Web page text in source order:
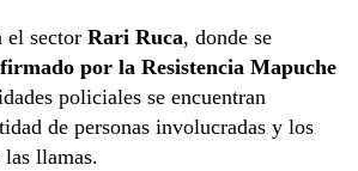
el sector Rari Ruca, donde se
por la Resistencia Mapuche
policiales se encuentran
de personas involucradas y los
las llamas.